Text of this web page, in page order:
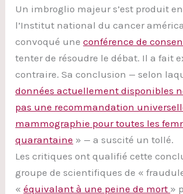
Un imbroglio majeur s’est produit en
l’Institut national du cancer
convoqué uneconférence de
tenter de résoudre le débat. Il a fait
contraire. Sa conclusion — selon
données actuellement disponibles
pas une recommandation
mammographie pour toutes les
quarantaine » — a suscité un tollé.
Les critiques ont qualifié cette
groupe de scientifiques de «
«équivalant à une peine de mort »